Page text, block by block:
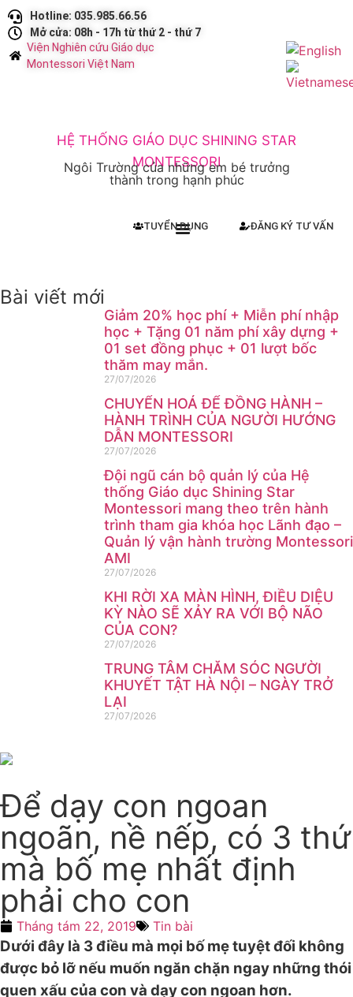
Hotline: 035.985.66.56
Mở cửa: 08h - 17h từ thứ 2 - thứ 7
Viện Nghiên cứu Giáo dục
Montessori Việt Nam
HỆ THỐNG GIÁO DỤC SHINING STAR
MONTESSORI
Ngôi Trường của những em bé trưởng
thành trong hạnh phúc
ĐĂNG KÝ TƯ VẤN
TUYỂN DỤNG
Bài viết mới
Giảm 20% học phí + Miễn phí nhập
học + Tặng 01 năm phí xây dựng +
01 set đồng phục + 01 lượt bốc
thăm may mắn.
27/07/2026
CHUYỂN HOÁ ĐỂ ĐỒNG HÀNH –
HÀNH TRÌNH CỦA NGƯỜI HƯỚNG
DẪN MONTESSORI
27/07/2026
Đội ngũ cán bộ quản lý của Hệ
thống Giáo dục Shining Star
Montessori mang theo trên hành
trình tham gia khóa học Lãnh đạo –
Quản lý vận hành trường Montessori
AMI
27/07/2026
KHI RỜI XA MÀN HÌNH, ĐIỀU DIỆU
KỲ NÀO SẼ XẢY RA VỚI BỘ NÃO
CỦA CON?
27/07/2026
TRUNG TÂM CHĂM SÓC NGƯỜI
KHUYẾT TẬT HÀ NỘI – NGÀY TRỞ
LẠI
27/07/2026
Để dạy con ngoan
ngoãn, nề nếp, có 3 thứ
mà bố mẹ nhất định
phải cho con
Tháng tám 22, 2019 Tin bài
Dưới đây là 3 điều mà mọi bố mẹ tuyệt đối không
được bỏ lỡ nếu muốn ngăn chặn ngay những thói
quen xấu của con và dạy con ngoan hơn.